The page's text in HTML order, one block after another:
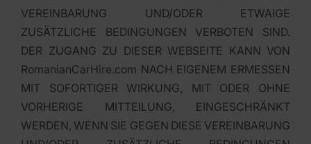
VEREINBARUNG UND/ODER ETWAIGE
ZUSÄTZLICHE BEDINGUNGEN VERBOTEN SIND.
DER ZUGANG ZU DIESER WEBSEITE KANN VON
RomanianCarHire.com NACH EIGENEM ERMESSEN
MIT SOFORTIGER WIRKUNG, MIT ODER OHNE
VORHERIGE MITTEILUNG, EINGESCHRÄNKT
WERDEN, WENN SIE GEGEN DIESE VEREINBARUNG